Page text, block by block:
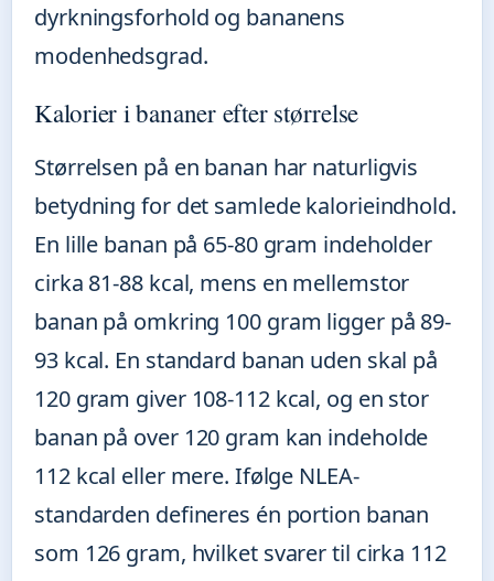
dyrkningsforhold og bananens
modenhedsgrad.
Kalorier i bananer efter størrelse
Størrelsen på en banan har naturligvis
betydning for det samlede kalorieindhold.
En lille banan på 65-80 gram indeholder
cirka 81-88 kcal, mens en mellemstor
banan på omkring 100 gram ligger på 89-
93 kcal. En standard banan uden skal på
120 gram giver 108-112 kcal, og en stor
banan på over 120 gram kan indeholde
112 kcal eller mere. Ifølge NLEA-
standarden defineres én portion banan
som 126 gram, hvilket svarer til cirka 112